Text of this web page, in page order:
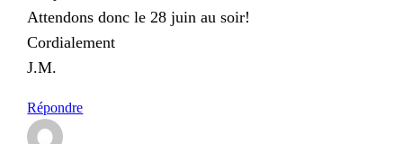
Attendons donc le 28 juin au soir!
Cordialement
J.M.
Répondre